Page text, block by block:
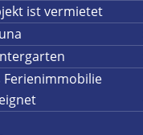
ist vermietet
Ferienimmobilie